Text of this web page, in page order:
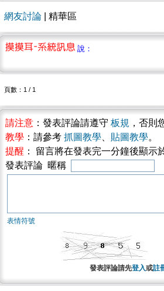
網友討論 | 精華區
說：
頁數：1 / 1
請注意 ：發表評論請遵守 板規 ，否則
教學 ：請參考 抓圖教學 貼圖教學。
提醒 ： 留言將在發表完一分鐘後顯
發表評論 暱稱
表情符號
發表評論請先登入或註